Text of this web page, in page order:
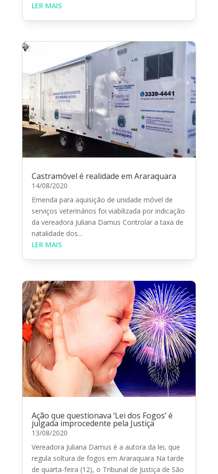
LER MAIS
Castramóvel é realidade em Araraquara
14/08/2020
Emenda para aquisição de unidade móvel de
serviços veterinários foi viabilizada por indicação
da vereadora Juliana Damus Controlar a taxa de
natalidade dos...
LER MAIS
Ação que questionava ‘Lei dos Fogos’ é
julgada improcedente pela Justiça
13/08/2020
Vereadora Juliana Damus é a autora da lei, que
regula soltura de fogos em Araraquara Na tarde
de quarta-feira (12), o Tribunal de Justiça de São